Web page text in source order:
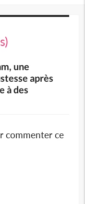
une
après
à des
commenter ce